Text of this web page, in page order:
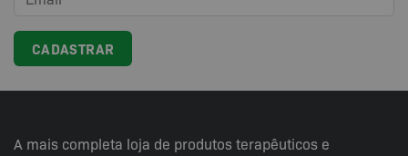
A mais completa loja de produtos terapêuticos e